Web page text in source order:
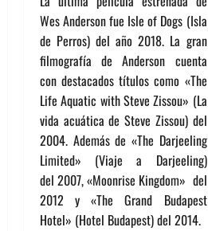
Wes Anderson fue Isle of Dogs (Isla
de Perros) del año 2018. La gran
filmografía de Anderson cuenta
con destacados títulos como «The
Life Aquatic with Steve Zissou» (La
vida acuática de Steve Zissou) del
2004. Además de «The Darjeeling
Limited» (Viaje a Darjeeling)
del 2007, «Moonrise Kingdom» del
2012 y «The Grand Budapest
Hotel» (Hotel Budapest) del 2014.